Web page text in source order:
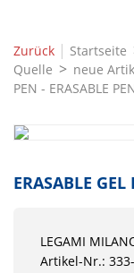
Zurück | Startseite
Quelle
neue
PEN - ERASABLE
ERASABLE
LEGAMI
Artikel-Nr.: